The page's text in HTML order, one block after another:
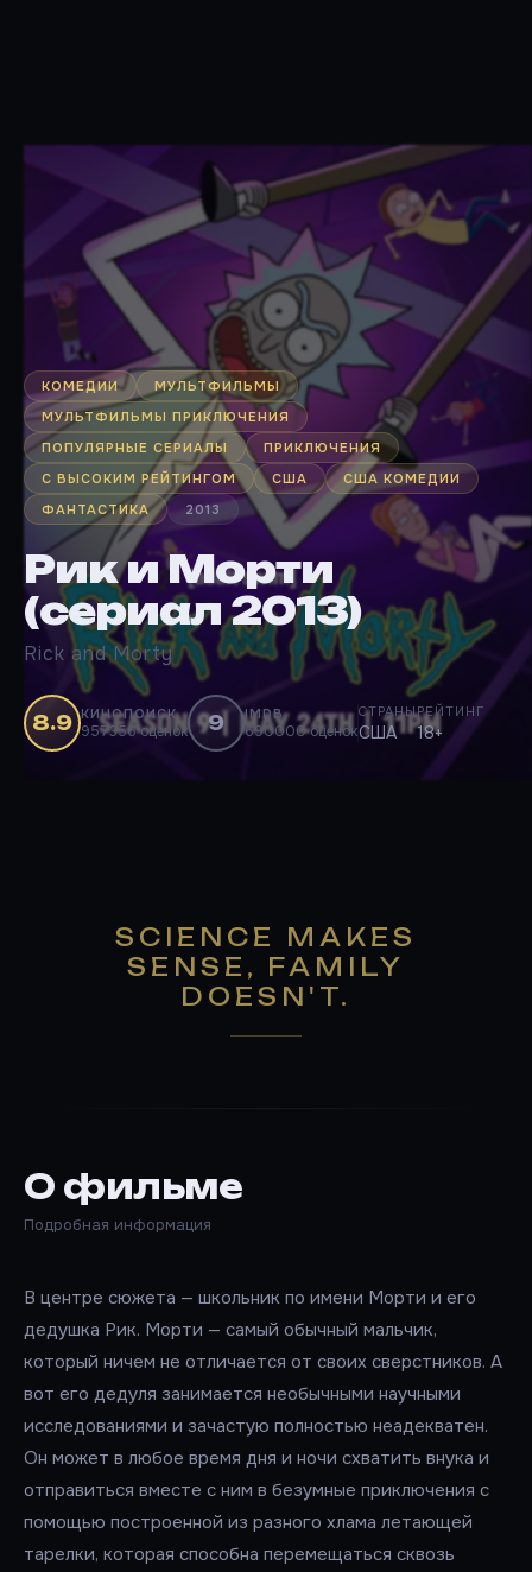
КОМЕДИИ
МУЛЬТФИЛЬМЫ
МУЛЬТФИЛЬМЫ ПРИКЛЮЧЕНИЯ
ПОПУЛЯРНЫЕ СЕРИАЛЫ
ПРИКЛЮЧЕНИЯ
С ВЫСОКИМ РЕЙТИНГОМ
США
США КОМЕДИИ
ФАНТАСТИКА
2013
Рик и Морти
(сериал 2013)
Rick and Morty
8.9 КИНОПОИСК
957356 оценок 9 IMDB
690000 оценок
СТРАНЫ
США
РЕЙТИНГ
18+
SCIENCE MAKES
SENSE, FAMILY
DOESN'T.
О фильме
Подробная информация
В центре сюжета — школьник по имени Морти и его
дедушка Рик. Морти — самый обычный мальчик,
который ничем не отличается от своих сверстников. А
вот его дедуля занимается необычными научными
исследованиями и зачастую полностью неадекватен.
Он может в любое время дня и ночи схватить внука и
отправиться вместе с ним в безумные приключения с
помощью построенной из разного хлама летающей
тарелки, которая способна перемещаться сквозь